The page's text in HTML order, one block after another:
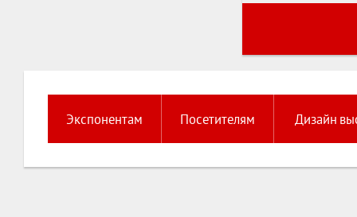
Экспонентам Посетителям Дизайн